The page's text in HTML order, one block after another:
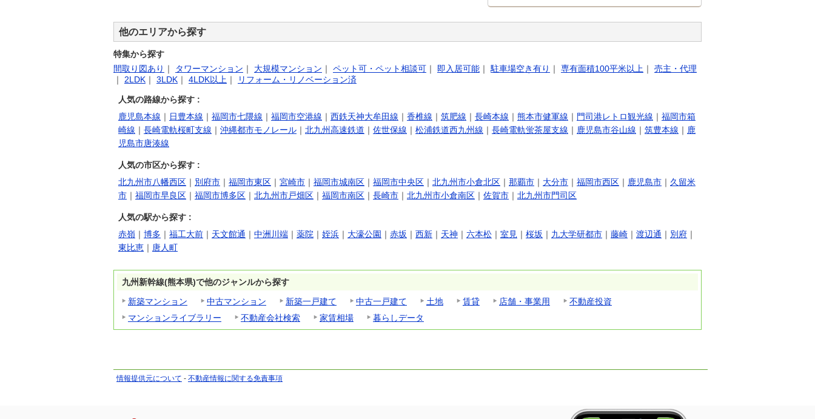
MJRザ・ガーデン上荒田
（一般定期借地権）…
円
住所
鹿児島県鹿児島市上
荒田町38-11、…
グランフォーレ天文館プラ
住所
鹿児島県鹿児島市西
千石町16番1（…
グランフォーレ天文館プラ
住所
鹿児島県鹿児島市西
千石町16番1（…
MJR熊本ゲートタワー 先
住所
熊本県熊本市西区春
MJR熊本ゲートタワー 第
日３-2191-2（…
グランドパレス上之園タワ
ー 第2期3次
円
住所
鹿児島県鹿児島市上
円
住所
福岡県福岡市博多区
他のエリアから探す
特集から探す
間取り図あり ｜ タワーマンション ｜ 大規模マンション ｜ ペット可・ペット相談可 ｜ 即入居可能 ｜ 駐車場空き有り ｜ 専有面積100平米以上 ｜ 売主・代理
｜ 2LDK ｜ 3LDK ｜ 4LDK以上 ｜ リフォーム・リノベーション済
人気の路線から探す :
鹿児島本線 ｜ 日豊本線 ｜ 福岡市七隈線 ｜ 福岡市空港線 ｜ 西鉄天神大牟田線 ｜ 香椎線 ｜ 筑肥線 ｜ 長崎本線 ｜ 熊本市健軍線 ｜ 門司港レトロ観光線 ｜ 福岡市箱
崎線 ｜ 長崎電軌桜町支線 ｜ 沖縄都市モノレール ｜ 北九州高速鉄道 ｜ 佐世保線 ｜ 松浦鉄道西九州線 ｜ 長崎電軌蛍茶屋支線 ｜ 鹿児島市谷山線 ｜ 筑豊本線 ｜ 鹿
児島市唐湊線
人気の市区から探す :
北九州市八幡西区 ｜ 別府市 ｜ 福岡市東区 ｜ 宮崎市 ｜ 福岡市城南区 ｜ 福岡市中央区 ｜ 北九州市小倉北区 ｜ 那覇市 ｜ 大分市 ｜ 福岡市西区 ｜ 鹿児島市 ｜ 久留米
市 ｜ 福岡市早良区 ｜ 福岡市博多区 ｜ 北九州市戸畑区 ｜ 福岡市南区 ｜ 長崎市 ｜ 北九州市小倉南区 ｜ 佐賀市 ｜ 北九州市門司区
人気の駅から探す :
赤嶺 ｜ 博多 ｜ 福工大前 ｜ 天文館通 ｜ 中洲川端 ｜ 薬院 ｜ 姪浜 ｜ 大濠公園 ｜ 赤坂 ｜ 西新 ｜ 天神 ｜ 六本松 ｜ 室見 ｜ 桜坂 ｜ 九大学研都市 ｜ 藤崎 ｜ 渡辺通 ｜ 別府 ｜
東比恵 ｜ 唐人町
九州新幹線(熊本県)で他のジャンルから探す
新築マンション
中古マンション 新築一戸建て 中古一戸建て 土地 賃貸 店舗・事業用
不動産投資
マンションライブラリー
不動産会社検索 家賃相場 暮らしデータ
情報提供元について - 不動産情報に関する免責事項